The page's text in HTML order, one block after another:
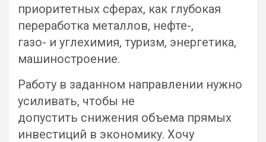
приоритетных сферах, как глубокая
переработка металлов, нефте-,
газо- и углехимия, туризм, энергетика,
машиностроение.
Работу в заданном направлении нужно
усиливать, чтобы не
допустить снижения объема прямых
инвестиций в экономику. Хочу